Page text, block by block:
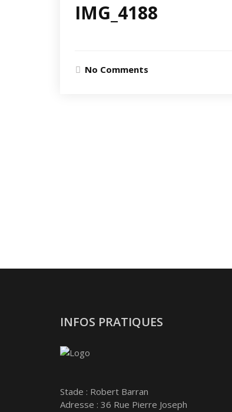
IMG_4188
No Comments
INFOS PRATIQUES
Stade : Robert Barran
Adresse : 36 Rue Pierre Joseph